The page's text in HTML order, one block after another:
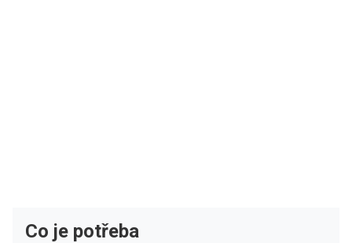
Co je potřeba